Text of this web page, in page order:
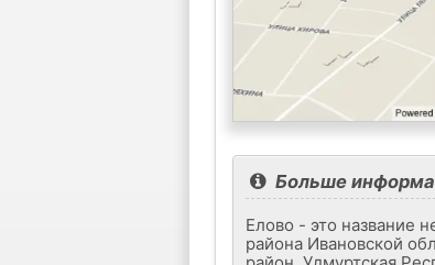
Больше
Елово - это название
района Ивановской